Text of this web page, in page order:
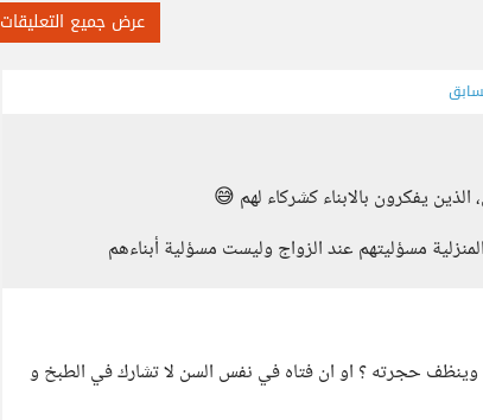
عرض جميع التعليقات
يفكرون بالابناء كشركاء لهم 😅
مسؤليتهم عند الزواج وليست مسؤلية أبناءهم
حجرته ؟ او ان فتاه في نفس السن لا تشارك في الطبخ و